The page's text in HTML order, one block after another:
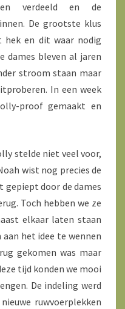
verdeeld en de
De grootste klus
hek en dit waar nodig
dames bleven al jaren
stroom staan maar
In een week
proof gemaakt en
stelde niet veel voor,
wist nog precies de
gepiept door de dames
Toch hebben we ze
elkaar laten staan
het idee te wennen
gekomen was maar
tijd konden we mooi
De indeling werd
ruwvoerplekken